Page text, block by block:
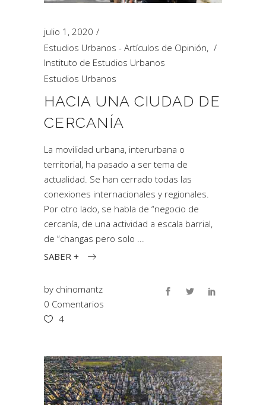
julio 1, 2020
Estudios Urbanos - Artículos de Opinión,
Instituto de Estudios Urbanos
Estudios Urbanos
HACIA UNA CIUDAD DE
CERCANÍA
La movilidad urbana, interurbana o
territorial, ha pasado a ser tema de
actualidad. Se han cerrado todas las
conexiones internacionales y regionales.
Por otro lado, se habla de “negocio de
cercanía, de una actividad a escala barrial,
de “changas pero solo
SABER +
by chinomantz
0 Comentarios
4